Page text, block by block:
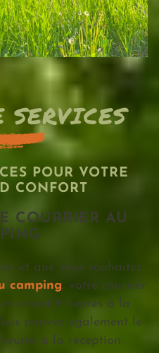
POUR VOTRE
CONFORT
COURRIER AU
et que vous souhaitez
camping, votre courrier
avant 9 heures à la
pouvez également le
à la réception.